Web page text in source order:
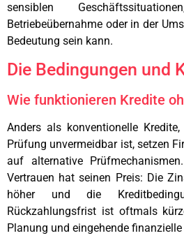
sensiblen
Betriebeübernahme oder in der
Bedeutung sein kann.
Die Bedingungen und
Wie funktionieren Kredite
Anders als konventionelle
Prüfung unvermeidbar ist, setzen
auf alternative
Vertrauen hat seinen Preis: Die
höher und die
Rückzahlungsfrist ist oftmals
Planung und eingehende